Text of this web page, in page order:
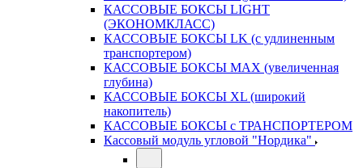
КАССОВЫЕ БОКСЫ LIGHT
(ЭКОНОМКЛАСС)
КАССОВЫЕ БОКСЫ LK (с удлиненным
транспортером)
КАССОВЫЕ БОКСЫ MAX (увеличенная
глубина)
КАССОВЫЕ БОКСЫ XL (широкий
накопитель)
КАССОВЫЕ БОКСЫ с ТРАНСПОРТЕРОМ
Кассовый модуль угловой "Нордика"